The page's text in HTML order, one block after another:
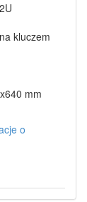
kluczem
mm
o